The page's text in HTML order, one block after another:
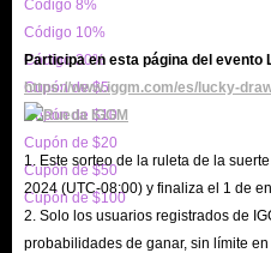
opciones de pago locales, todas con
¿Qué descuentos hay disponibles?
Ofrecemos varias opciones para que
de descuento VIP
puedes unirte al Programa de
Además, síguenos en Facebook,
oferta.
Código 8%
Código 10%
Código 20%
Cupón de $5
Cupón de $10
Cupón de $20
Cupón de $50
Cupón de $100
Participa en esta página del evento
https://www.iggm.com/es/lucky-
1. Este sorteo de la ruleta de la
2024 (UTC-08:00) y finaliza el 1 de
2. Solo los usuarios registrados de
probabilidades de ganar, sin límite